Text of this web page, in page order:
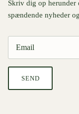
Skriv dig op herunder
spændende nyheder
SEND